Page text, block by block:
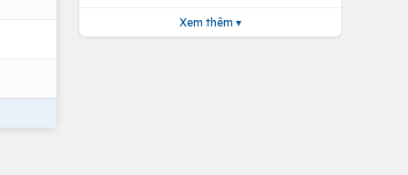
Xem thêm ▾